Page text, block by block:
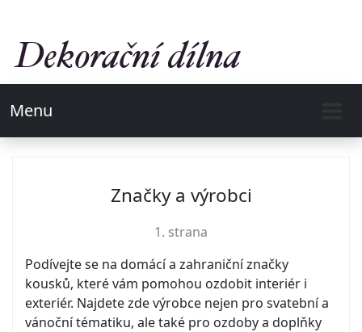
Menu
Značky a výrobci
1. strana
Podívejte se na domácí a zahraniční značky
kousků, které vám pomohou ozdobit interiér i
exteriér. Najdete zde výrobce nejen pro svatební a
vánoční tématiku, ale také pro ozdoby a doplňky